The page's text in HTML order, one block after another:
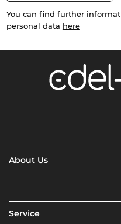
You can find further
personal data here
About Us
Service